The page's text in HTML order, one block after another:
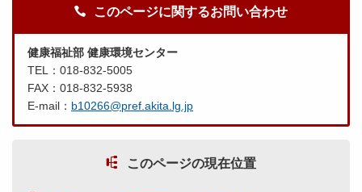
このページに関するお問い合わせ
健康福祉部 健康環境センター
TEL：018-832-5005
FAX：018-832-5938
E-mail： b10266@pref.akita.lg.jp
このページの現在位置